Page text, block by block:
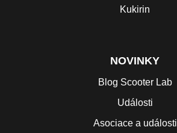
Kukirin
NOVINKY
Blog Scooter Lab
Události
Asociace a události